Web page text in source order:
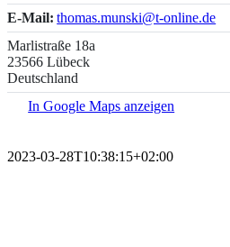
E-Mail: thomas.munski@t-online.de
Marlistraße 18a
23566 Lübeck
Deutschland
In Google Maps anzeigen
2023-03-28T10:38:15+02:00